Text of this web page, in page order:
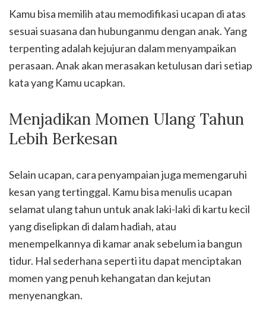
Kamu bisa memilih atau memodifikasi ucapan di atas
sesuai suasana dan hubunganmu dengan anak. Yang
terpenting adalah kejujuran dalam menyampaikan
perasaan. Anak akan merasakan ketulusan dari setiap
kata yang Kamu ucapkan.
Menjadikan Momen Ulang Tahun
Lebih Berkesan
Selain ucapan, cara penyampaian juga memengaruhi
kesan yang tertinggal. Kamu bisa menulis ucapan
selamat ulang tahun untuk anak laki-laki di kartu kecil
yang diselipkan di dalam hadiah, atau
menempelkannya di kamar anak sebelum ia bangun
tidur. Hal sederhana seperti itu dapat menciptakan
momen yang penuh kehangatan dan kejutan
menyenangkan.